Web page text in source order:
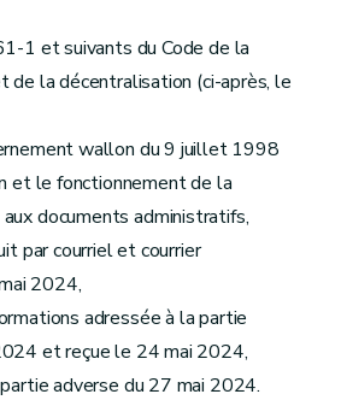
1 et suivants du Code de la
de la décentralisation (ci-après, le
wallon du 9 juillet 1998
et le fonctionnement de la
aux documents administratifs,
par courriel et courrier
2024,
adressée à la partie
et reçue le 24 mai 2024,
adverse du 27 mai 2024.